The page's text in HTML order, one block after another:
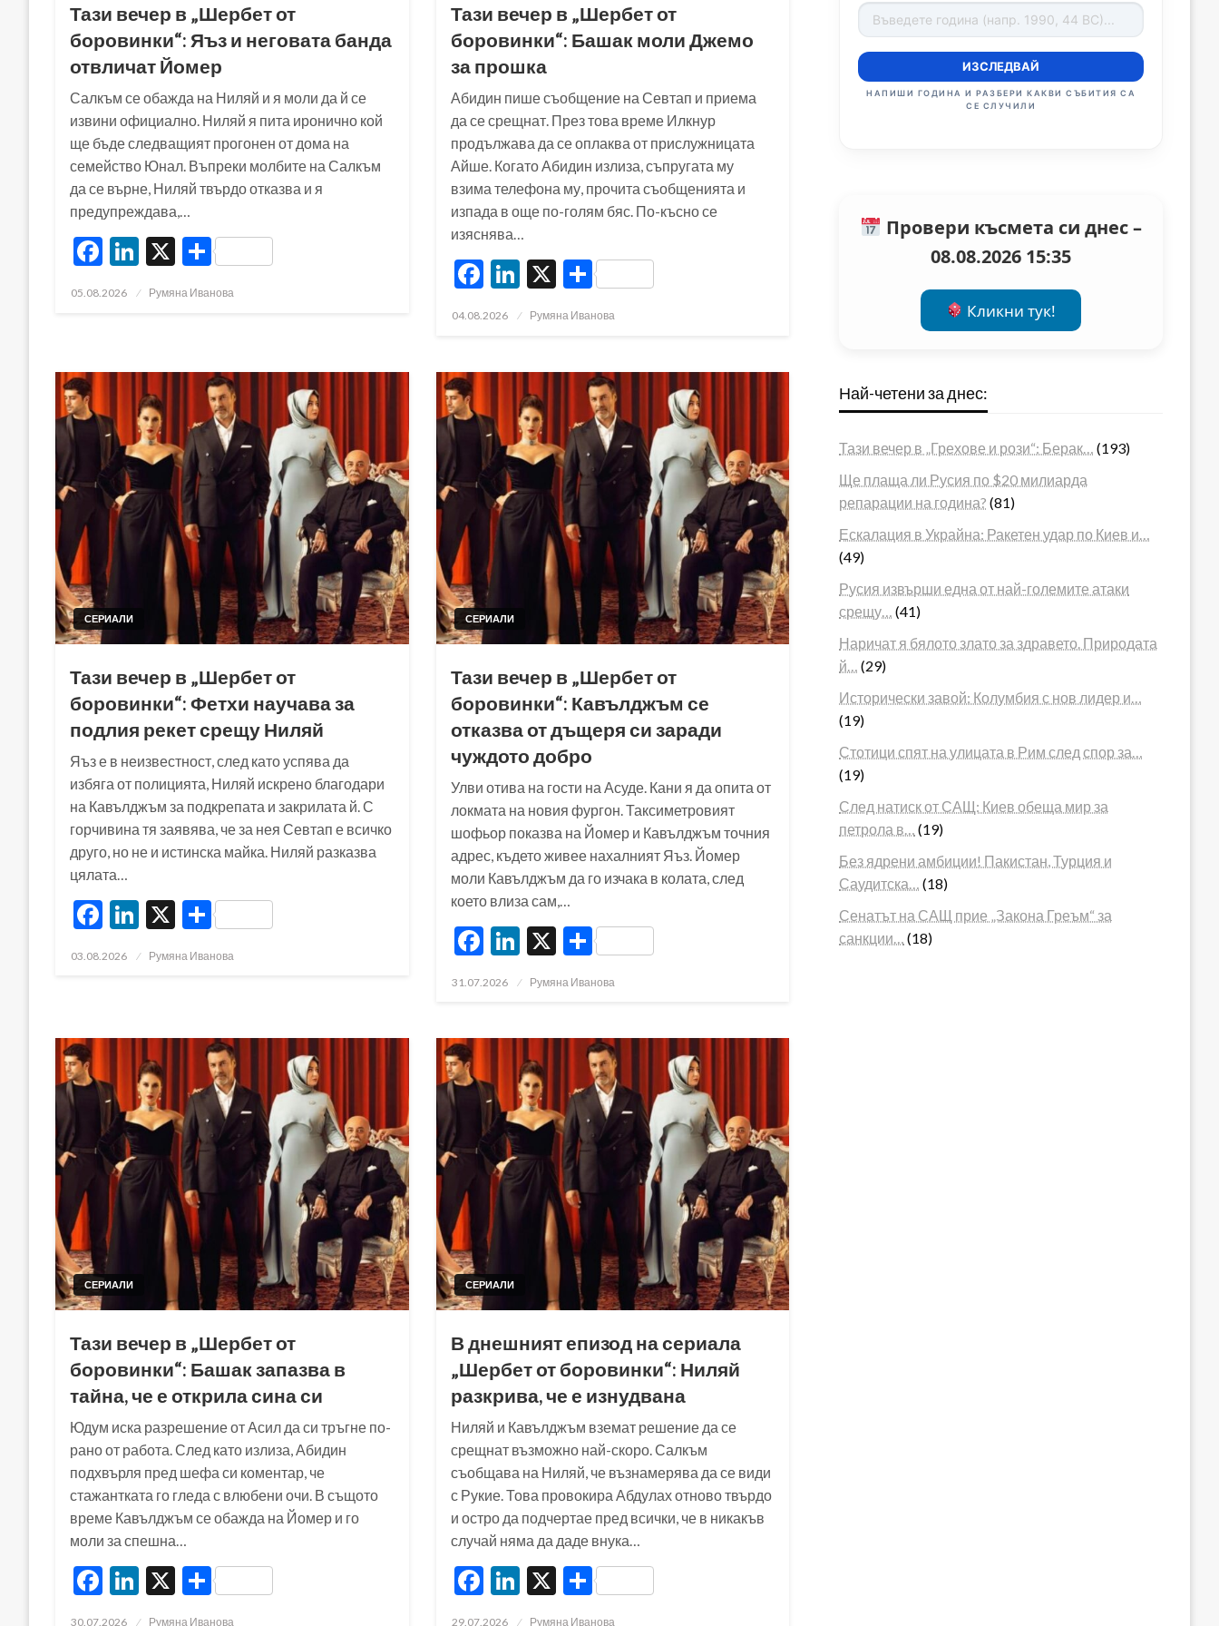
Тази вечер в „Шербет от
боровинки“: Яъз и неговата банда
отвличат Йомер
Салкъм се обажда на Ниляй и я моли да й се
извини официално. Ниляй я пита иронично кой
ще бъде следващият прогонен от дома на
семейство Юнал. Въпреки молбите на Салкъм
да се върне, Ниляй твърдо отказва и я
предупреждава,…
Facebook
LinkedIn
X Share
Posted
05.08.2026 Румяна Иванова
Тази вечер в „Шербет от
боровинки“: Башак моли Джемо
за прошка
Абидин пише съобщение на Севтап и приема
да се срещнат. През това време Илкнур
продължава да се оплаква от прислужницата
Айше. Когато Абидин излиза, съпругата му
взима телефона му, прочита съобщенията и
изпада в още по-голям бяс. По-късно се
изяснява…
Facebook
LinkedIn
X Share
Posted
04.08.2026 Румяна Иванова
СЕРИАЛИ
Тази вечер в „Шербет от
боровинки“: Фетхи научава за
подлия рекет срещу Ниляй
Яъз е в неизвестност, след като успява да
избяга от полицията, Ниляй искрено благодари
на Кавълджъм за подкрепата и закрилата й. С
горчивина тя заявява, че за нея Севтап е всичко
друго, но не и истинска майка. Ниляй разказва
цялата…
Facebook
LinkedIn
X Share
Posted
03.08.2026 Румяна Иванова
СЕРИАЛИ
Тази вечер в „Шербет от
боровинки“: Кавълджъм се
отказва от дъщеря си заради
чуждото добро
Улви отива на гости на Асуде. Кани я да опита от
локмата на новия фургон. Таксиметровият
шофьор показва на Йомер и Кавълджъм точния
адрес, където живее нахалният Яъз. Йомер
моли Кавълджъм да го изчака в колата, след
което влиза сам,…
Facebook
LinkedIn
X Share
Posted
31.07.2026 Румяна Иванова
СЕРИАЛИ
Тази вечер в „Шербет от
боровинки“: Башак запазва в
тайна, че е открила сина си
Юдум иска разрешение от Асил да си тръгне по-
рано от работа. След като излиза, Абидин
подхвърля пред шефа си коментар, че
стажантката го гледа с влюбени очи. В същото
време Кавълджъм се обажда на Йомер и го
моли за спешна…
Facebook
LinkedIn
X Share
Posted
30.07.2026 Румяна Иванова
СЕРИАЛИ
В днешният епизод на сериала
„Шербет от боровинки“: Ниляй
разкрива, че е изнудвана
Ниляй и Кавълджъм вземат решение да се
срещнат възможно най-скоро. Салкъм
съобщава на Ниляй, че възнамерява да се види
с Рукие. Това провокира Абдулах отново твърдо
и остро да подчертае пред всички, че в никакъв
случай няма да даде внука…
Facebook
LinkedIn
X Share
Posted
29.07.2026 Румяна Иванова
ИЗСЛЕДВАЙ
НАПИШИ ГОДИНА И РАЗБЕРИ КАКВИ СЪБИТИЯ СА
СЕ СЛУЧИЛИ
Провери късмета си днес –
08.08.2026 15:35
Кликни тук!
Най-четени за днес:
Тази вечер в „Грехове и рози“: Берак…
(193)
Ще плаща ли Русия по $20 милиарда
репарации на година? (81)
Ескалация в Украйна: Ракетен удар по Киев и…
(49)
Русия извърши една от най-големите атаки
срещу…
(41)
Наричат я бялото злато за здравето. Природата
й…
(29)
Исторически завой: Колумбия с нов лидер и…
(19)
Стотици спят на улицата в Рим след спор за…
(19)
След натиск от САЩ: Киев обеща мир за
петрола в…
(19)
Без ядрени амбиции! Пакистан, Турция и
Саудитска…
(18)
Сенатът на САЩ прие „Закона Греъм“ за
санкции…
(18)